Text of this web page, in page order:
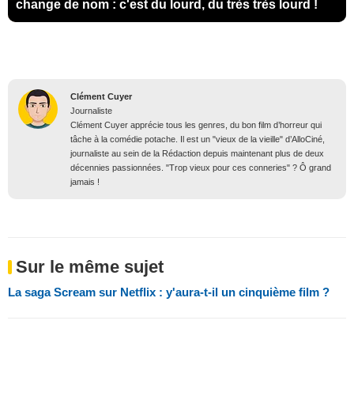
change de nom : c'est du lourd, du très très lourd !
Clément Cuyer
Journaliste
Clément Cuyer apprécie tous les genres, du bon film d’horreur qui
tâche à la comédie potache. Il est un "vieux de la vieille" d’AlloCiné,
journaliste au sein de la Rédaction depuis maintenant plus de deux
décennies passionnées. "Trop vieux pour ces conneries" ? Ô grand
jamais !
Sur le même sujet
La saga Scream sur Netflix : y'aura-t-il un cinquième film ?